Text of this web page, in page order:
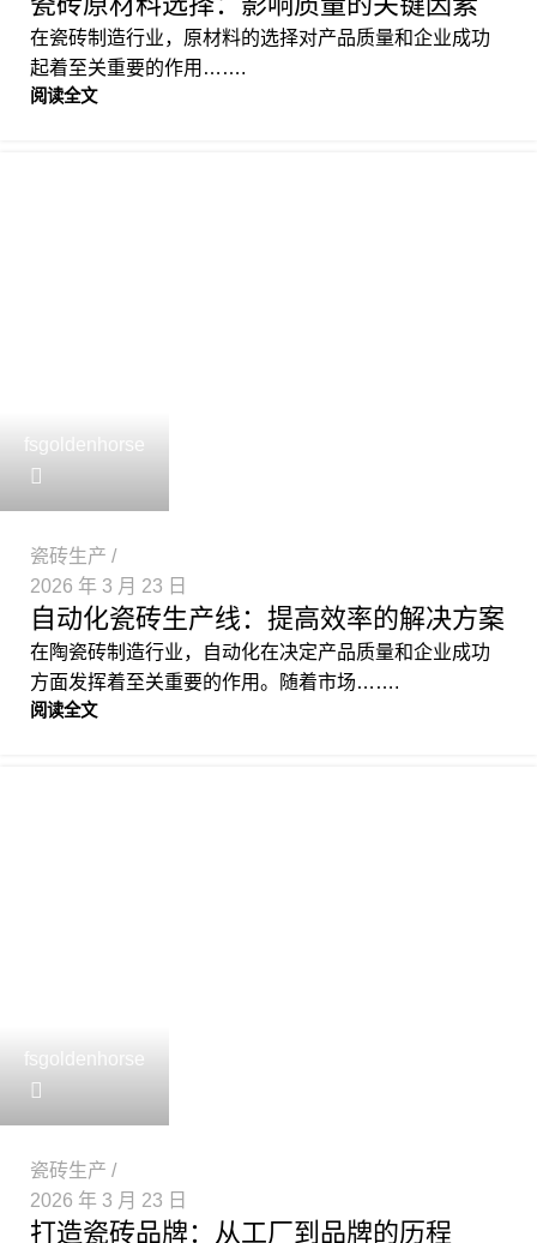
在瓷砖制造行业，原材料的选择对产品质量和企业成功
起着至关重要的作用…….
阅读全文
fsgoldenhorse
瓷砖生产
2026 年 3 月 23 日
自动化瓷砖生产线：提高效率的解决方案
在陶瓷砖制造行业，自动化在决定产品质量和企业成功
方面发挥着至关重要的作用。随着市场…….
阅读全文
fsgoldenhorse
瓷砖生产
2026 年 3 月 23 日
打造瓷砖品牌：从工厂到品牌的历程